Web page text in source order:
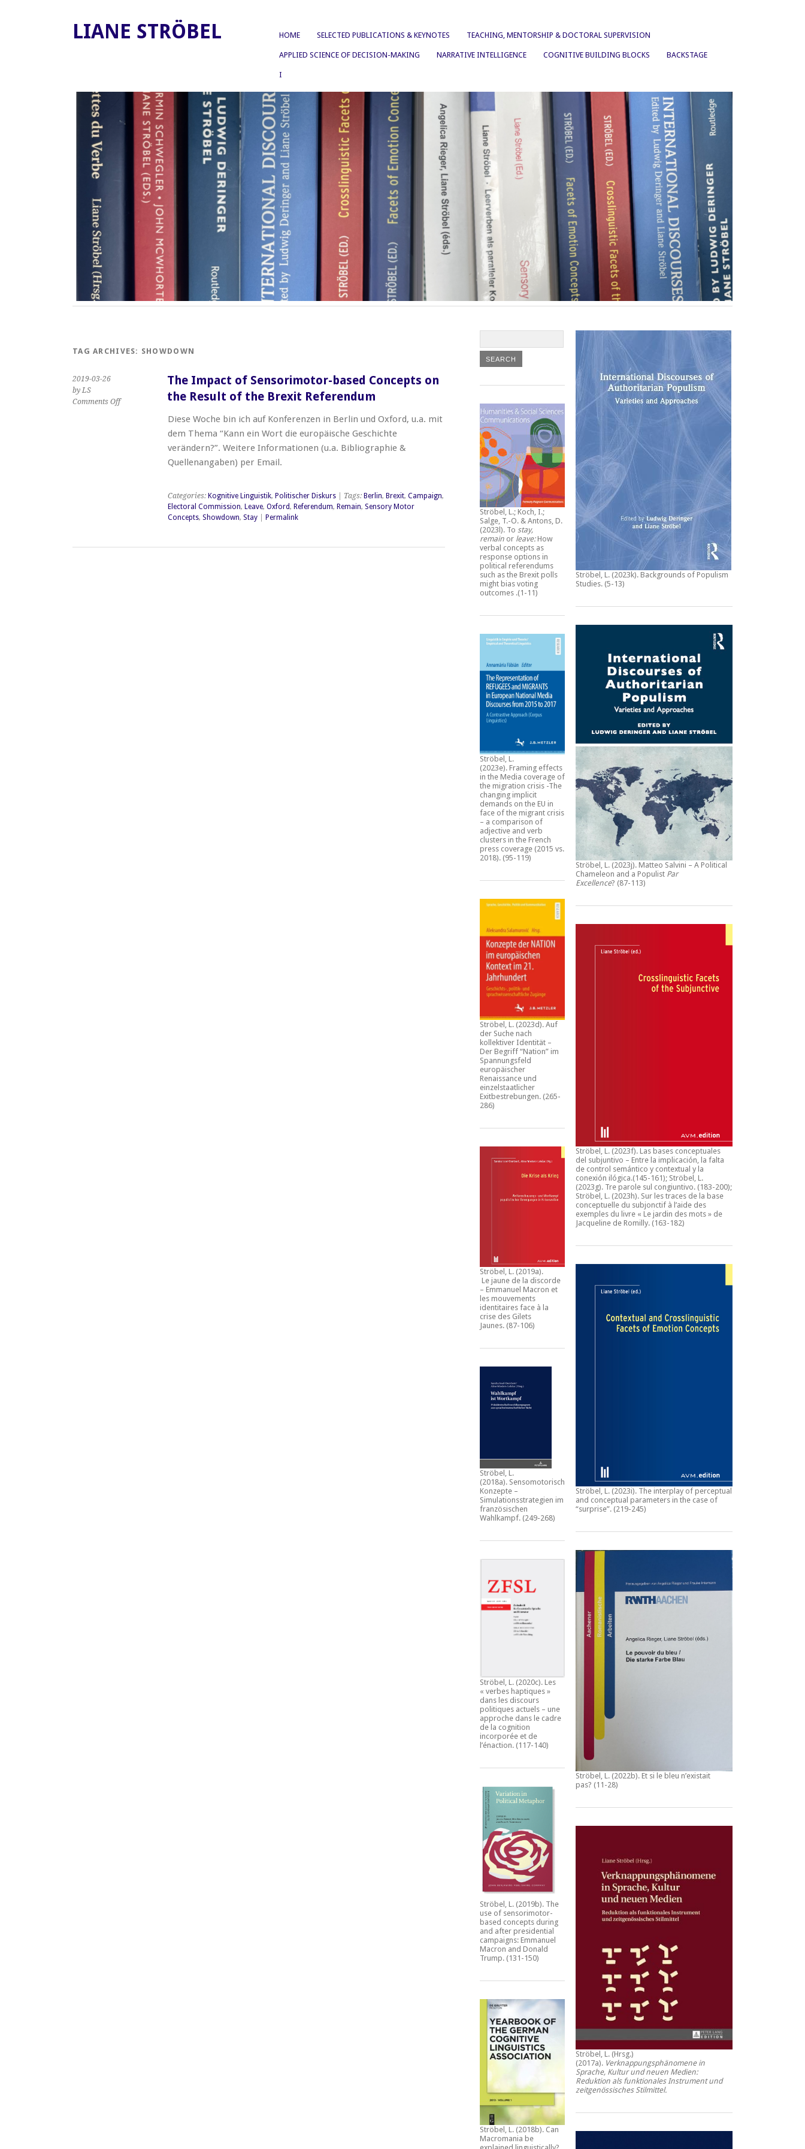
HOME SELECTED PUBLICATIONS & KEYNOTES TEACHING, MENTORSHIP & DOCTORAL SUPERVISION
APPLIED SCIENCE OF DECISION-MAKING NARRATIVE INTELLIGENCE COGNITIVE BUILDING BLOCKS BACKSTAGE
I
LIANE STRÖBEL
TAG ARCHIVES: SHOWDOWN
2019-03-26
by LS
Comments Offon
Sensorimotor-
Referendum
The Impact of Sensorimotor-based Concepts on
the Result of the Brexit Referendum
Diese Woche bin ich auf Konferenzen in Berlin und Oxford, u.a. mit
dem Thema “Kann ein Wort die europäische Geschichte
verändern?”. Weitere Informationen (u.a. Bibliographie &
Quellenangaben) per Email.
Categories: Kognitive Linguistik, Politischer Diskurs| Tags: Berlin, Brexit, Campaign,
Electoral Commission, Leave, Oxford, Referendum, Remain, Sensory Motor
Concepts, Showdown, Stay| Permalink
Ströbel, L.; Koch, I.;
Salge, T.-O. & Antons, D.
(2023l). To stay,
remain or leave:How
verbal concepts as
response options in
political referendums
such as the Brexit polls
might bias voting
outcomes .(1-11)
Ströbel, L.
(2023e). Framing effects
in the Media coverage of
the migration crisis -The
changing implicit
demands on the EU in
face of the migrant crisis
– a comparison of
adjective and verb
clusters in the French
press coverage (2015 vs.
2018). (95-119)
Ströbel, L. (2023d). Auf
der Suche nach
kollektiver Identität –
Der Begriff “Nation” im
Spannungsfeld
europäischer
Renaissance und
einzelstaatlicher
Exitbestrebungen.(265-
286)
Ströbel, L. (2019a).
Le jaune de la discorde
– Emmanuel Macron et
les mouvements
identitaires face à la
crise des Gilets
Jaunes. (87-106)
Ströbel, L.
(2018a). Sensomotorische
Konzepte –
Simulationsstrategien im
französischen
Wahlkampf.(249-268)
Ströbel, L. (2020c). Les
« verbes haptiques »
dans les discours
politiques actuels – une
approche dans le cadre
de la cognition
incorporée et de
l’énaction.(117-140)
Ströbel, L. (2019b). The
use of sensorimotor-
based concepts during
and after presidential
campaigns: Emmanuel
Macron and Donald
Trump.(131-150)
Ströbel, L. (2018b). Can
Macromania be
Ströbel, L. (2023k). Backgrounds of Populism
Studies. (5-13)
Ströbel, L. (2023j). Matteo Salvini – A Political
Chameleon and a Populist Par
Excellence? (87-113)
Ströbel, L. (2023f). Las bases conceptuales
del subjuntivo – Entre la implicación, la falta
de control semántico y contextual y la
conexión ilógica.(145-161); Ströbel, L.
(2023g). Tre parole sul congiuntivo. (183-200);
Ströbel, L. (2023h). Sur les traces de la base
conceptuelle du subjonctif à l’aide des
exemples du livre « Le jardin des mots » de
Jacqueline de Romilly. (163-182)
Ströbel, L. (2023i). The interplay of perceptual
and conceptual parameters in the case of
“surprise”. (219-245)
Ströbel, L. (2022b). Et si le bleu n’existait
pas? (11-28)
Ströbel, L. (Hrsg.)
(2017a). Verknappungsphänomene in
Sprache, Kultur und neuen Medien:
Reduktion als funktionales Instrument und
zeitgenössisches Stilmittel.